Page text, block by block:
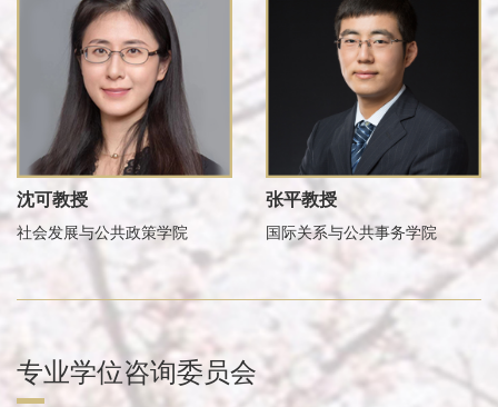
沈可教授
社会发展与公共政策学院
张平教授
国际关系与公共事务学院
专业学位咨询委员会